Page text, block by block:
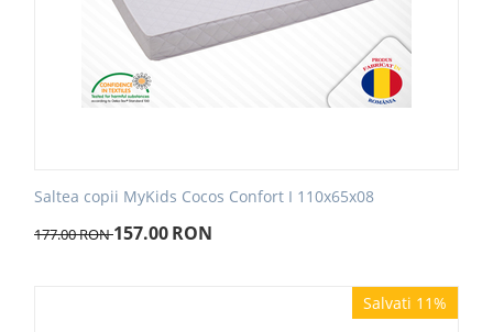
Saltea copii MyKids Cocos Confort I 110x65x08
177.00RON157.00RON
Salvati 11%